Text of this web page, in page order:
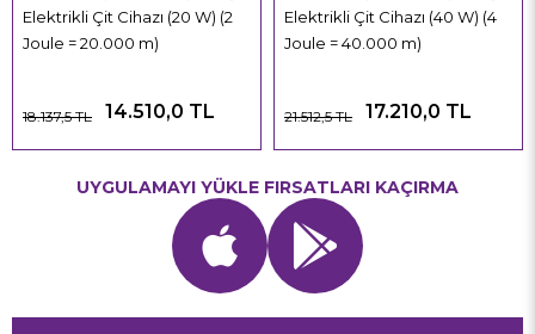
Elektrikli Çit Cihazı (20 W) (2
Joule = 20.000 m)
14.510,0 TL
18.137,5 TL
Elektrikli Çit Cihazı (40 W) (4
Joule = 40.000 m)
17.210,0 TL
21.512,5 TL
UYGULAMAYI YÜKLE FIRSATLARI KAÇIRMA